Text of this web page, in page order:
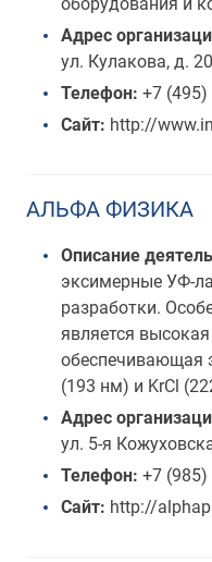
Адрес
ул. Кулакова, д.
Телефон: +7 (495)
Сайт: http://
АЛЬФА ФИЗИКА
Описание
эксимерные УФ-
разработки.
является
обеспечивающая
(193 нм) и KrCl
Адрес
ул. 5-я
Телефон: +7 (985)
Сайт: http://